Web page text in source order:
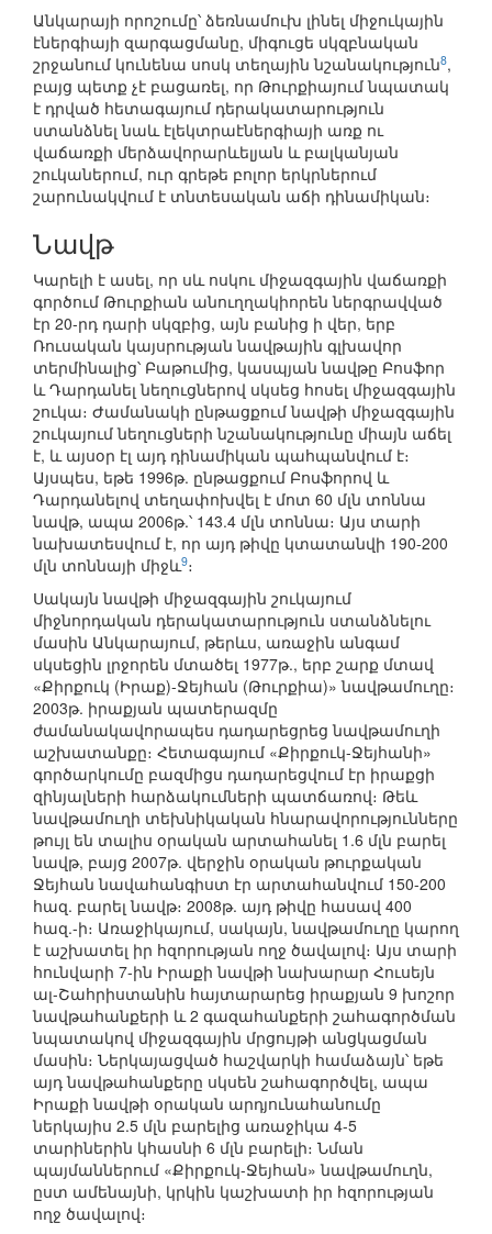
Անկարայի որոշումը՝ ձեռնամուխ լինել միջուկային
էներգիայի զարգացմանը, միգուցե սկզբնական
շրջանում կունենա սոսկ տեղային նշանակություն8,
բայց պետք չէ բացառել, որ Թուրքիայում նպատակ
է դրված հետագայում դերակատարություն
ստանձնել նաև էլեկտրաէներգիայի առք ու
վաճառքի մերձավորարևելյան և բալկանյան
շուկաներում, ուր գրեթե բոլոր երկրներում
շարունակվում է տնտեսական աճի դինամիկան։
Նավթ
Կարելի է ասել, որ սև ոսկու միջազգային վաճառքի
գործում Թուրքիան անուղղակիորեն ներգրավված
էր 20-րդ դարի սկզբից, այն բանից ի վեր, երբ
Ռուսական կայսրության նավթային գլխավոր
տերմինալից՝ Բաթումից, կասպյան նավթը Բոսֆոր
և Դարդանել նեղուցներով սկսեց հոսել միջազգային
շուկա։ Ժամանակի ընթացքում նավթի միջազգային
շուկայում նեղուցների նշանակությունը միայն աճել
է, և այսօր էլ այդ դինամիկան պահպանվում է։
Այսպես, եթե 1996թ. ընթացքում Բոսֆորով և
Դարդանելով տեղափոխվել է մոտ 60 մլն տոննա
նավթ, ապա 2006թ.՝ 143.4 մլն տոննա։ Այս տարի
նախատեսվում է, որ այդ թիվը կտատանվի 190-200
մլն տոննայի միջև9։
Սակայն նավթի միջազգային շուկայում
միջնորդական դերակատարություն ստանձնելու
մասին Անկարայում, թերևս, առաջին անգամ
սկսեցին լրջորեն մտածել 1977թ., երբ շարք մտավ
«Քիրքուկ (Իրաք)-Ջեյհան (Թուրքիա)» նավթամուղը։
2003թ. իրաքյան պատերազմը
ժամանակավորապես դադարեցրեց նավթամուղի
աշխատանքը։ Հետագայում «Քիրքուկ-Ջեյհանի»
գործարկումը բազմիցս դադարեցվում էր իրաքցի
զինյալների հարձակումների պատճառով։ Թեև
նավթամուղի տեխնիկական հնարավորությունները
թույլ են տալիս օրական արտահանել 1.6 մլն բարել
նավթ, բայց 2007թ. վերջին օրական թուրքական
Ջեյհան նավահանգիստ էր արտահանվում 150-200
հազ. բարել նավթ։ 2008թ. այդ թիվը հասավ 400
հազ.-ի։ Առաջիկայում, սակայն, նավթամուղը կարող
է աշխատել իր հզորության ողջ ծավալով։ Այս տարի
հունվարի 7-ին Իրաքի նավթի նախարար Հուսեյն
ալ-Շահրիստանին հայտարարեց իրաքյան 9 խոշոր
նավթահանքերի և 2 գազահանքերի շահագործման
նպատակով միջազգային մրցույթի անցկացման
մասին։ Ներկայացված հաշվարկի համաձայն՝ եթե
այդ նավթահանքերը սկսեն շահագործվել, ապա
Իրաքի նավթի օրական արդյունահանումը
ներկայիս 2.5 մլն բարելից առաջիկա 4-5
տարիներին կհասնի 6 մլն բարելի։ Նման
պայմաններում «Քիրքուկ-Ջեյհան» նավթամուղն,
ըստ ամենայնի, կրկին կաշխատի իր հզորության
ողջ ծավալով։